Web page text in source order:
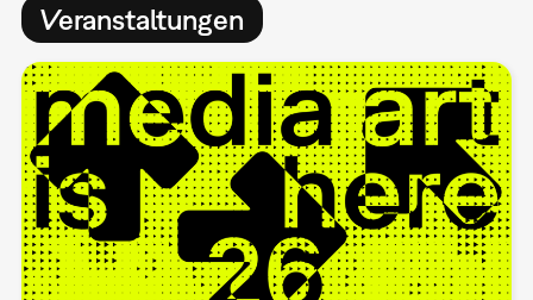
Veranstaltungen